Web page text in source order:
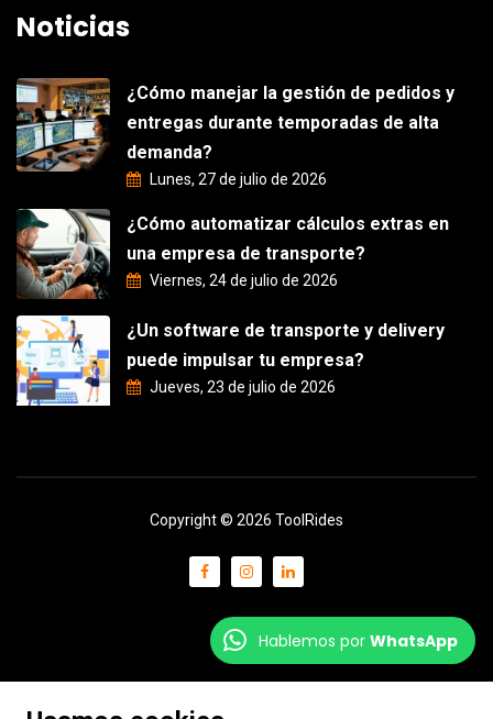
Noticias
¿Cómo manejar la gestión de pedidos y
entregas durante temporadas de alta
demanda?
Lunes, 27 de julio de 2026
¿Cómo automatizar cálculos extras en
una empresa de transporte?
Viernes, 24 de julio de 2026
¿Un software de transporte y delivery
puede impulsar tu empresa?
Jueves, 23 de julio de 2026
Copyright © 2026 ToolRides
Hablemos por WhatsApp